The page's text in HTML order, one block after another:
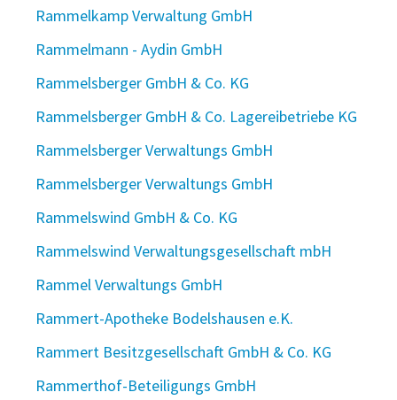
Rammelkamp Verwaltung GmbH
Rammelmann - Aydin GmbH
Rammelsberger GmbH & Co. KG
Rammelsberger GmbH & Co. Lagereibetriebe KG
Rammelsberger Verwaltungs GmbH
Rammelsberger Verwaltungs GmbH
Rammelswind GmbH & Co. KG
Rammelswind Verwaltungsgesellschaft mbH
Rammel Verwaltungs GmbH
Rammert-Apotheke Bodelshausen e.K.
Rammert Besitzgesellschaft GmbH & Co. KG
Rammerthof-Beteiligungs GmbH